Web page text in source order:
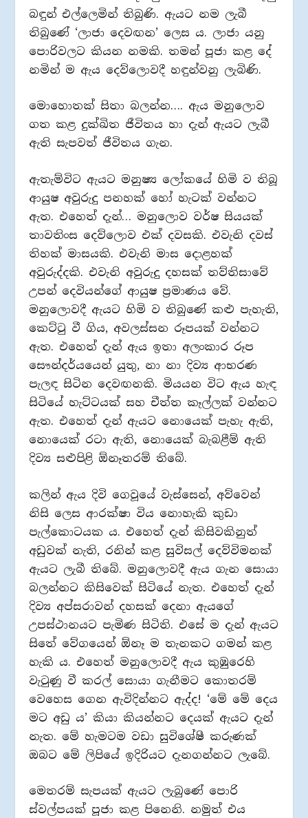
බඳුන් එල්ලෙමින් තිබුණි. ඇයට නම ලැබී
තිබුණේ ‘ලාජා දෙවඟන’ ලෙස ය. ලාජා යනු
පොරිවලට කියන නමකි. තමන් පූජා කළ දේ
නමින් ම ඇය දෙව්ලොවදී හඳුන්වනු ලැබිණි.
මොහොතක් සිතා බලන්න…. ඇය මනුලොව
ගත කළ දුක්ඛිත ජීවිතය හා දැන් ඇයට ලැබී
ඇති සැපවත් ජීවිතය ගැන.
ඇතැම්විට ඇයට මනුෂ්‍ය ලෝකයේ හිමි ව තිබූ
ආයුෂ අවුරුදු පනහක් හෝ හැටක් වන්නට
ඇත. එහෙත් දැන්… මනුලොව වර්ෂ සියයක්
තාවතිංස දෙව්ලොව එක් දවසකි. එවැනි දවස්
තිහක් මාසයකි. එවැනි මාස දොළහක්
අවුරුද්දකි. එවැනි අවුරුදු දහසක් තව්තිසාවේ
උපන් දෙවියන්ගේ ආයුෂ ප්‍රමාණය වේ.
මනුලොවදී ඇයට හිමි ව තිබුණේ කළු පැහැති,
කෙට්ටු වී ගිය, අවලස්සන රූපයක් වන්නට
ඇත. එහෙත් දැන් ඇය ඉතා අලංකාර රූප
සෞන්දර්යයෙන් යුතු, නා නා දිව්‍ය ආභරණ
පැලඳ සිටින දෙවඟනකි. මියයන විට ඇය හැඳ
සිටියේ හැට්ටයක් සහ චීත්ත කෑල්ලක් වන්නට
ඇත. එහෙත් දැන් ඇයට නොයෙක් පැහැ ඇති,
නොයෙක් රටා ඇති, නොයෙක් බැබළීම් ඇති
දිව්‍ය සළුපිළි ඕනෑතරම් තිබේ.
කලින් ඇය දිවි ගෙවූයේ වැස්සෙන්, අව්වෙන්
නිසි ලෙස ආරක්ෂා විය නොහැකි කුඩා
පැල්කොටයක ය. එහෙත් දැන් කිසිවකිනුත්
අඩුවක් නැති, රනින් කළ සුවිසල් දෙව්විමනක්
ඇයට ලැබී තිබේ. මනුලොවදී ඇය ගැන සොයා
බලන්නට කිසිවෙක් සිටියේ නැත. එහෙත් දැන්
දිව්‍ය අප්සරාවන් දහසක් දෙනා ඇයගේ
උපස්ථානයට පැමිණ සිටිති. එසේ ම දැන් ඇයට
සිතේ වේගයෙන් ඕනෑ ම තැනකට ගමන් කළ
හැකි ය. එහෙත් මනුලොවදී ඇය කුඹුරෙහි
වැටුණු වී කරල් සොයා ගැනීමට කොතරම්
වෙහෙස ගෙන ඇවිදින්නට ඇද්ද! ‘මේ මේ දෙය
මට අඩු ය’ කියා කියන්නට දෙයක් ඇයට දැන්
නැත. මේ හැමටම වඩා සුවිශේෂී කරුණක්
ඔබට මේ ලිපියේ ඉදිරියට දැනගන්නට ලැබේ.
මෙතරම් සැපයක් ඇයට ලැබුණේ පොරි
ස්වල්පයක් පූජා කළ පිනෙනි. නමුත් එය